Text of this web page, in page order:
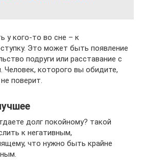
у кого-то во сне – к
Это может быть появление
подруги или расставание с
которого вы обидите,
поверит.
долг покойному? такой
к негативным,
что нужно быть крайне